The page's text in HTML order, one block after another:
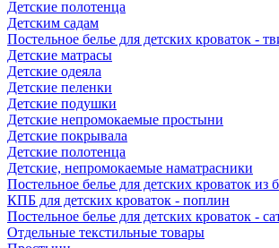
Детские полотенца
Детским садам
Постельное белье для детских кроваток -
Детские матрасы
Детские одеяла
Детские пеленки
Детские подушки
Детские непромокаемые простыни
Детские покрывала
Детские полотенца
Детские, непромокаемые наматрасники
Постельное белье для детских кроваток из
КПБ для детских кроваток - поплин
Постельное белье для детских кроваток -
Отдельные текстильные товары